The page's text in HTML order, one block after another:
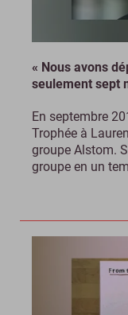
« Nous avons
seulement sept
En septembre
Trophée à
groupe Alstom.
groupe en un